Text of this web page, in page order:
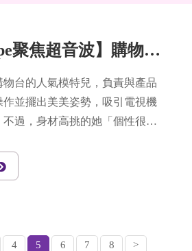
【UltraShape聚焦超音波】購物台麻豆靠這招！成功收緊大腿肉
台的人氣模特兒，負責與產品
並擺出美美姿勢，吸引電視機
過，身材高挑的她「個性很
4 5 6 7 8 >